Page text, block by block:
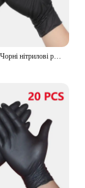
20/50/100 ШТ. Чорні нітрилові рукавички Одноразові товсті рукавички для чищення без пудри для текстурованої кухні, побутової механіки татуювання